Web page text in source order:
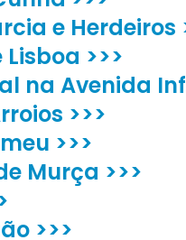
e Herdeiros
>>>
na Avenida
>>>
>>>
Murça >>>
>>>